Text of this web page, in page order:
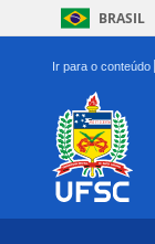
BRASIL
Ir para o conteúdo